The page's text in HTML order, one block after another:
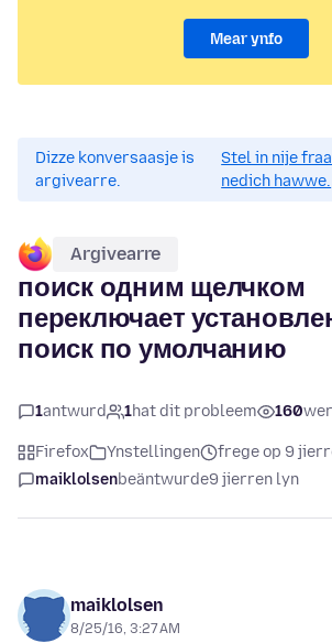
Mear ynfo
Dizze konversaasje is
argivearre.
Stel in nije
nedich hawwe.
Argivearre
поиск одним щелчком
переключает
поиск по умолчанию
1antwurd 1hat dit probleem 160
Firefox Ynstellingen
frege op 9
maiklolsenbeäntwurde9 jierren lyn
maiklolsen
8/25/16, 3:27 AM